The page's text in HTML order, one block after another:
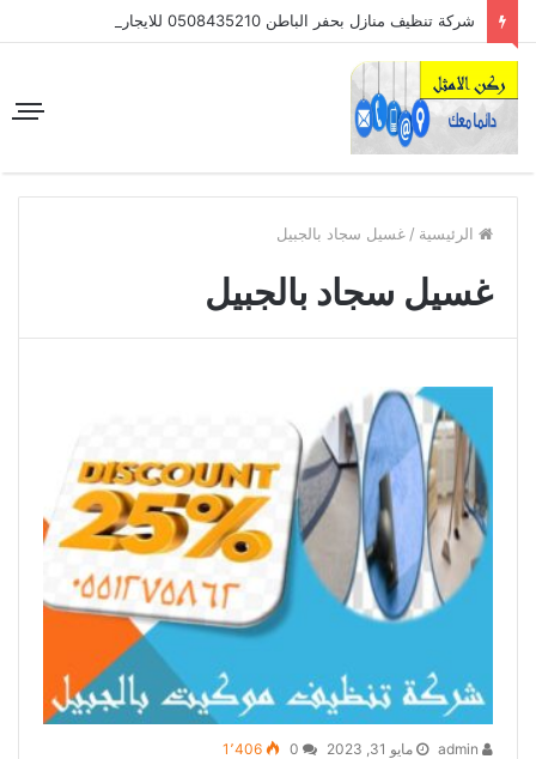
شركة تنظيف منازل بحفر الباطن 0508435210 للايجار
الرئيسية / غسيل سجاد بالجبيل
غسيل سجاد بالجبيل
مايو 31, 2023 1٬406